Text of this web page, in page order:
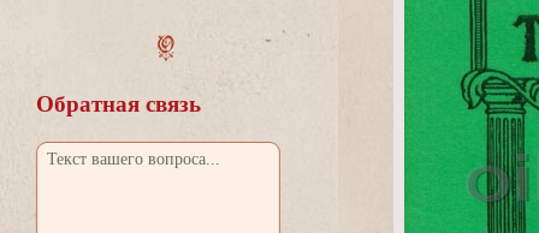
Обратная связь